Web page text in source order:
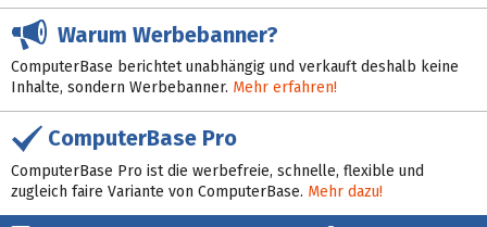
Warum Werbebanner?
ComputerBase berichtet unabhängig und verkauft deshalb keine
Inhalte, sondern Werbebanner. Mehr erfahren!
ComputerBase Pro
ComputerBase Pro ist die werbefreie, schnelle, flexible und
zugleich faire Variante von ComputerBase. Mehr dazu!